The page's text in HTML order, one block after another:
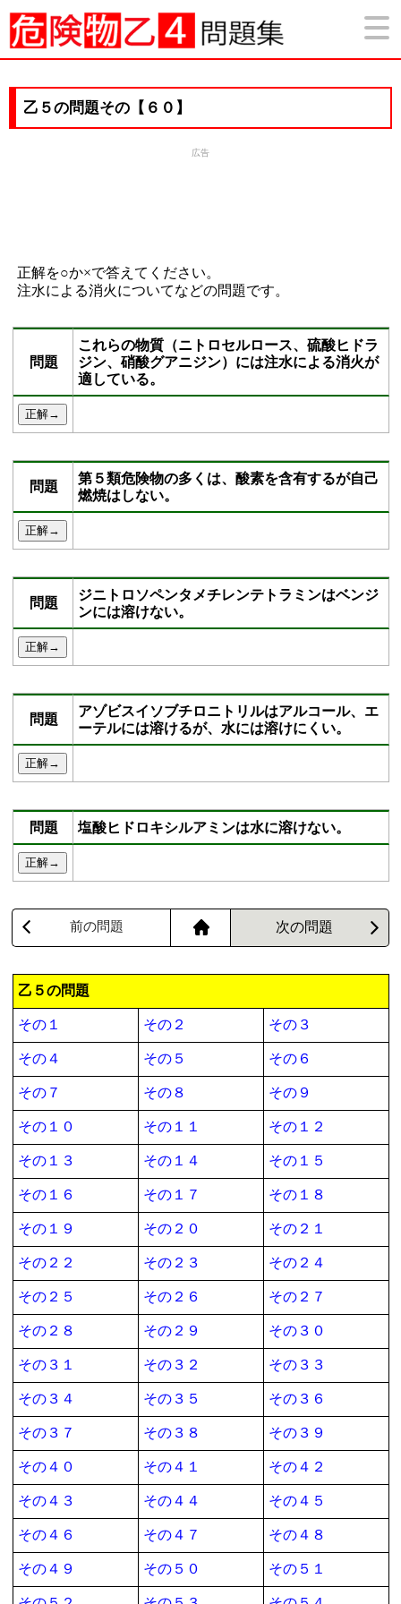
乙５の問題その【６０】
広告
正解を○か×で答えてください。
注水による消火についてなどの問題です。
問題
これらの物質（ニトロセルロース、硫酸ヒドラ
ジン、硝酸グアニジン）には注水による消火が
適している。
問題
第５類危険物の多くは、酸素を含有するが自己
燃焼はしない。
問題
ジニトロソペンタメチレンテトラミンはベンジ
ンには溶けない。
問題
アゾビスイソブチロニトリルはアルコール、エ
ーテルには溶けるが、水には溶けにくい。
問題 塩酸ヒドロキシルアミンは水に溶けない。
前の問題 次の問題
乙５の問題
その１ その２ その３
その４ その５ その６
その７ その８ その９
その１０ その１１ その１２
その１３ その１４ その１５
その１６ その１７ その１８
その１９ その２０ その２１
その２２ その２３ その２４
その２５ その２６ その２７
その２８ その２９ その３０
その３１ その３２ その３３
その３４ その３５ その３６
その３７ その３８ その３９
その４０ その４１ その４２
その４３ その４４ その４５
その４６ その４７ その４８
その４９ その５０ その５１